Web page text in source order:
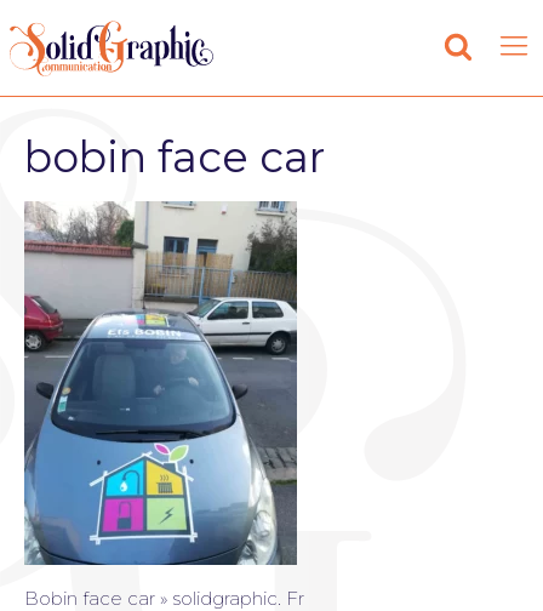
bobin face car
Bobin face car » solidgraphic. Fr